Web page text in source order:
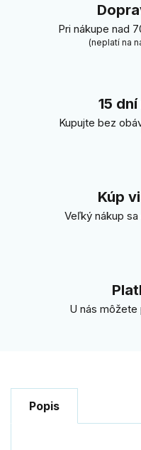
Pri nákupe nad
(neplatí na
15
Kupujte bez
Kúp
Veľký nákup
U nás
Popis